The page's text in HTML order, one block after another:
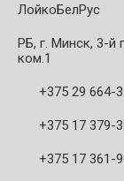
ЛойкоБелРус
РБ, г. Минск, 3-й
ком.1
+375 29 664-
+375 17 379-
+375 17 361-